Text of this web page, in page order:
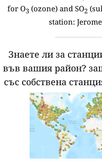
for O3 (ozone) and SO2
station:
Знаете ли за
във вашия район?
със собствена